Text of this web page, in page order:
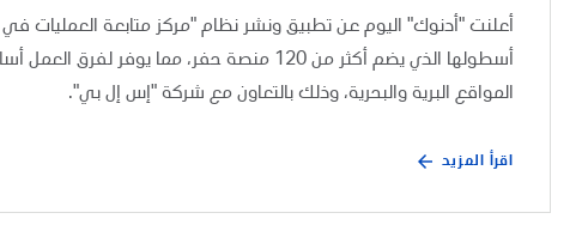
أسطولها الذي يضم أكثر من 120 منصة حفر، مما
المواقع البرية والبحرية، وذلك بالتعاون مع شركة "إس إل بي".
اقرأ المزيد